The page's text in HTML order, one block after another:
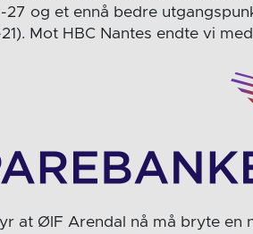
27 og et ennå bedre
21). Mot HBC Nantes endte vi
at ØIF Arendal nå må bryte en